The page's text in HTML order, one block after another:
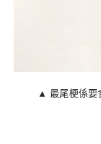
▲ 最尾梗係要